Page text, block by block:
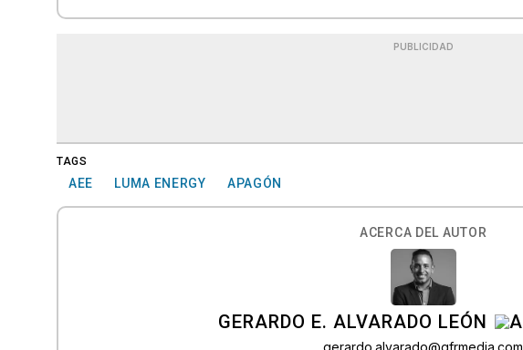
PUBLICIDAD
TAGS
AEE LUMA ENERGY APAGÓN
ACERCA DEL AUTOR
GERARDO E. ALVARADO LEÓN
gerardo.alvarado@gfrmedia.com